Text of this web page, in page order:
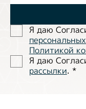
Я даю
Политиĸой
Я даю
рассылки. *